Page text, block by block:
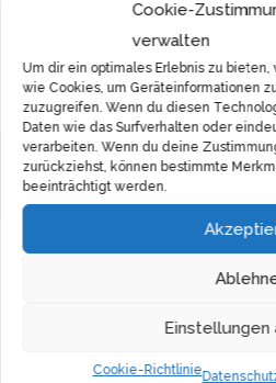
Cookie-
verwalten
Um dir ein optimales Erlebnis zu
wie Cookies, um Geräteinformationen
zuzugreifen. Wenn du diesen
Daten wie das Surfverhalten oder
verarbeiten. Wenn du deine
zurückziehst, können bestimmte
beeinträchtigt werden.
Einstellungen
Cookie-Richtlinie
Filter
Es gibt eine große Vielfalt an
Schärfe, Aroma und
beliebtesten gehören:
Habanero – extrem scharf,
Aroma
Ancho Chili – mild bis
fruchtigem Geschmack
Chipotle – rauchig-scharf,
Cayennepfeffer – scharf und